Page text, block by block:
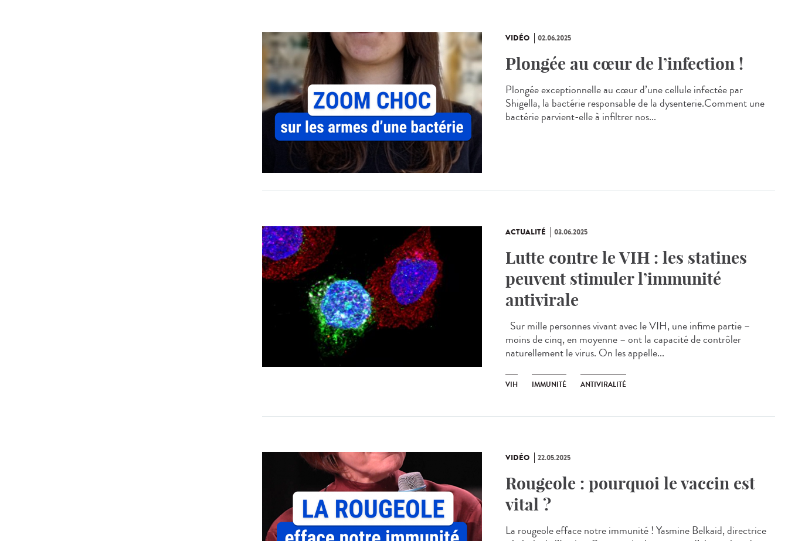
VIDÉO 02.06.2025
Plongée au cœur de l’infection !
Plongée exceptionnelle au cœur d’une cellule infectée par
Shigella, la bactérie responsable de la dysenterie.Comment une
bactérie parvient-elle à infiltrer nos...
ACTUALITÉ 03.06.2025
Lutte contre le VIH : les statines
peuvent stimuler l’immunité
antivirale
Sur mille personnes vivant avec le VIH, une infime partie –
moins de cinq, en moyenne – ont la capacité de contrôler
naturellement le virus. On les appelle...
VIH IMMUNITÉ ANTIVIRALITÉ
VIDÉO 22.05.2025
Rougeole : pourquoi le vaccin est
vital ?
La rougeole efface notre immunité ! Yasmine Belkaid, directrice